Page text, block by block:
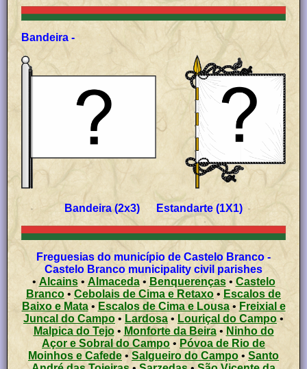
Bandeira -
Bandeira (2x3) Estandarte (1X1)
Freguesias do município de Castelo Branco -
Castelo Branco municipality civil parishes
•Alcains• Almaceda• Benquerenças• Castelo
Branco •Cebolais de Cima e Retaxo • Escalos de
Baixo e Mata• Escalos de Cima e Lousa• Freixial e
Juncal do Campo • Lardosa • Louriçal do Campo•
Malpica do Tejo• Monforte da Beira• Ninho do
Açor e Sobral do Campo • Póvoa de Rio de
Moinhos e Cafede •Salgueiro do Campo • Santo